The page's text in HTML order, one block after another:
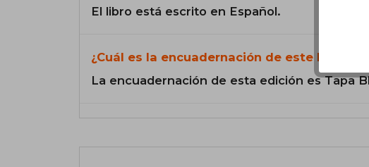
El libro está escrito en Español.
¿Cuál es la encuadernación de este libro?
La encuadernación de esta edición es Tapa